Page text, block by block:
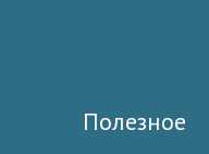
Полезное